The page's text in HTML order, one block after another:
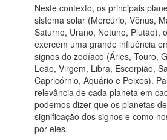
Neste contexto, os principais
sistema solar (Mercúrio, Vênus,
Saturno, Urano, Netuno, Plutão),
exercem uma grande influência
signos do zodíaco (Áries, Touro,
Leão, Virgem, Libra, Escorpião,
Capricórnio, Aquário e Peixes).
relevância de cada planeta em
podemos dizer que os planetas
significação dos signos e como
por eles.